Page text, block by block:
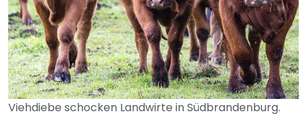
Viehdiebe schocken Landwirte in Südbrandenburg.